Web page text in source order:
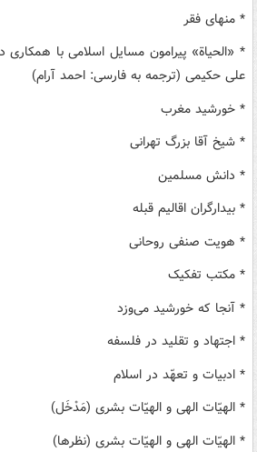
* منهای فقر
* «الحیاة» پیرامون مسایل اسلامی با
علی حکیمی (ترجمه به فارسی: احمد آرام)
* خورشید مغرب
* شیخ آقا بزرگ تهرانی
* دانش مسلمین
* بیدارگران اقالیم قبله
* هویت صنفی روحانی
* مکتب تفکیک
* آنجا که خورشید می‌وزد
* اجتهاد و تقلید در فلسفه
* ادبیات و تعهّد در اسلام
* الهیّات الهی و الهیّات بشری (مَدْخَل)
* الهیّات الهی و الهیّات بشری (نظرها)